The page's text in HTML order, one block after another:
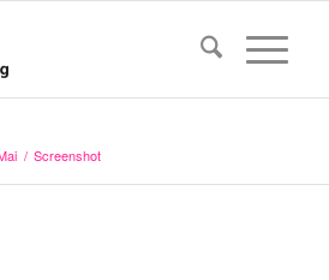
/ Screenshot